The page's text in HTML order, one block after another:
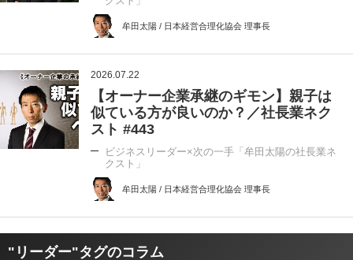
牟田太陽 / 日本経営合理化協会 理事長
2026.07.22
【オーナー企業承継のギモン】親子は
似ている方が良いのか？／社長業ネク
スト #443
ビジネスリーダー×次の一手「牟田太陽の社長業ネ
クスト」
牟田太陽 / 日本経営合理化協会 理事長
"リーダー"タグのコラム